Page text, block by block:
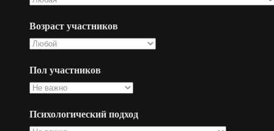
Возраст участников
Пол участников
Психологический подход